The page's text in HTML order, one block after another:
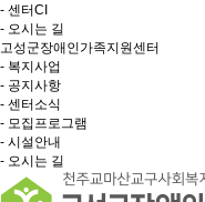
- 센터CI
- 오시는 길
고성군장애인가족지원센터
- 복지사업
- 공지사항
- 센터소식
- 모집프로그램
- 시설안내
- 오시는 길